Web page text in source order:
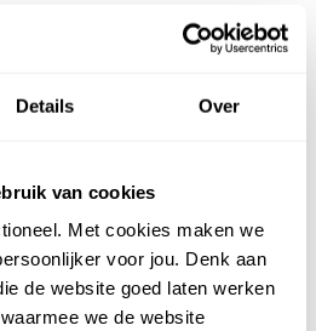
Details Over
van cookies
Met cookies maken we
voor jou. Denk aan
de website goed laten werken
we de website